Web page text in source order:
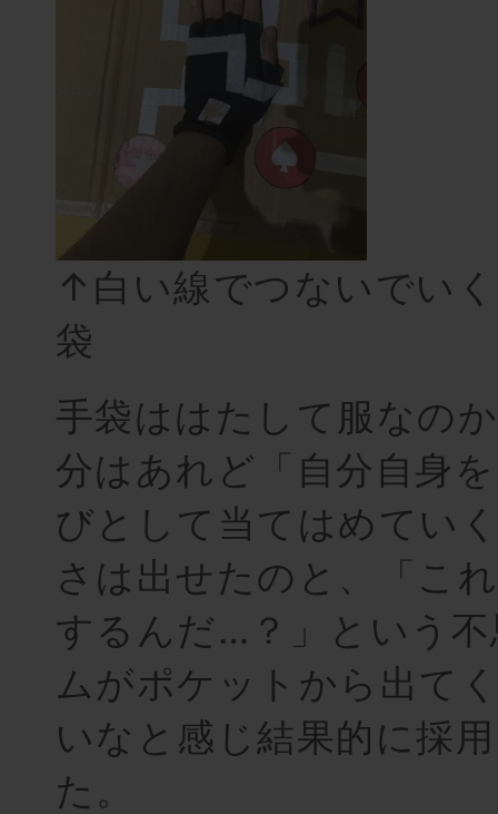
↑白い線でつないでい
袋
手袋ははたして服なの
分はあれど「自分自身
びとして当てはめてい
さは出せたのと、「こ
するんだ…？」という
ムがポケットから出て
いなと感じ結果的に採
た。